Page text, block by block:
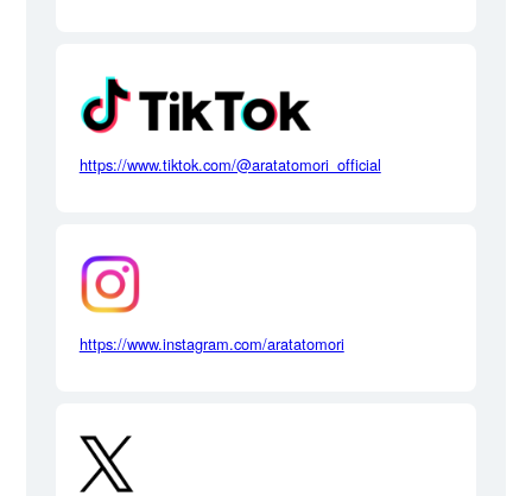
https://www.tiktok.com/@aratatomori_official
https://www.instagram.com/aratatomori